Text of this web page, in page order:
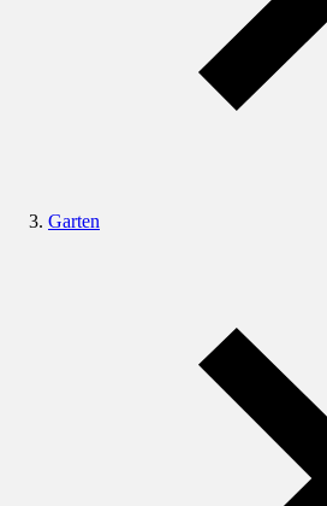
Garten